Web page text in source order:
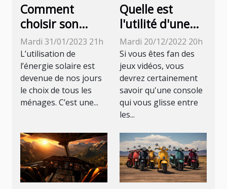
Comment
choisir son
panneau
solaire ?
Mardi 31/01/2023 21h
L’utilisation de
l’énergie solaire est
devenue de nos jours
le choix de tous les
ménages. C’est une...
Quelle est
l'utilité d'une
pochette
Smitch?
Mardi 20/12/2022 20h
Si vous êtes fan des
jeux vidéos, vous
devrez certainement
savoir qu'une console
qui vous glisse entre
les...